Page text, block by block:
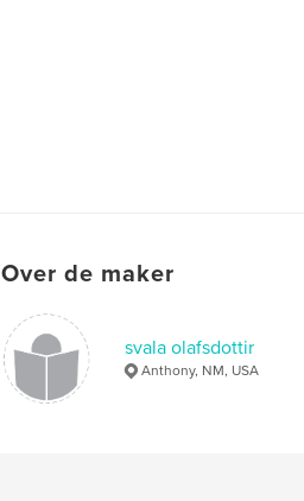
Over de maker
svala olafsdottir
Anthony, NM, USA